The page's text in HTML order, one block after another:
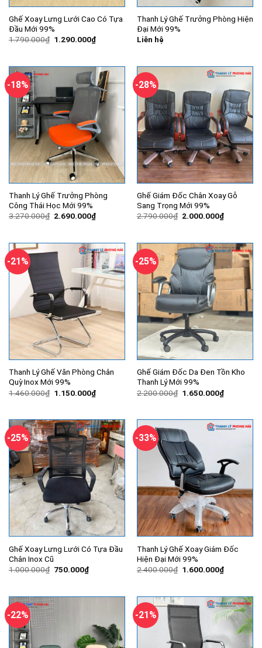
Ghế Xoay Lưng Lưới Cao Có Tựa
Đầu Mới 99%
1.790.000₫ Giá
1.290.000₫Giá
hiện
1.290.000₫.
Thanh Lý Ghế Trưởng Phòng Hiện
Đại Mới 99%
Liên hệ
-18%
Thanh Lý Ghế Trưởng Phòng
Công Thái Học Mới 99%
3.270.000₫ Giá
2.690.000₫Giá
hiện
2.690.000₫.
-28%
Ghế Giám Đốc Chân Xoay Gỗ
Sang Trọng Mới 99%
2.790.000₫ Giá
2.000.000₫Giá
hiện
-21%
Thanh Lý Ghế Văn Phòng Chân
Quỳ Inox Mới 99%
1.460.000₫ Giá
1.150.000₫Giá
hiện
1.150.000₫.
-25%
Ghế Giám Đốc Da Đen Tồn Kho
Thanh Lý Mới 99%
2.200.000₫ Giá
1.650.000₫Giá
hiện
-25%
Ghế Xoay Lưng Lưới Có Tựa Đầu
Chân Inox Cũ
1.000.000₫ Giá
750.000₫Giá
hiện
750.000₫.
-33%
Thanh Lý Ghế Xoay Giám Đốc
Hiện Đại Mới 99%
2.400.000₫ Giá
1.600.000₫Giá
hiện
-22% -21%